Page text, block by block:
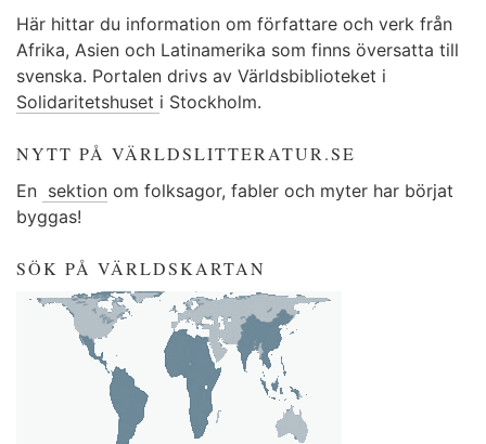
Här hittar du information om författare och verk från
Afrika, Asien och Latinamerika som finns översatta till
svenska. Portalen drivs av Världsbiblioteket i
Solidaritetshuset i Stockholm.
NYTT PÅ VÄRLDSLITTERATUR.SE
En sektion om folksagor, fabler och myter har börjat
byggas!
SÖK PÅ VÄRLDSKARTAN